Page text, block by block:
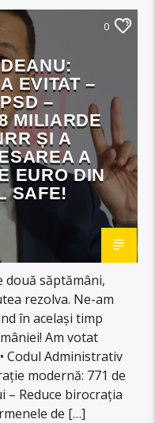
0
EVITAT –
–
MILIARDE
ȘI A
A
EURO DIN
SAFE!
două săptămâni,
rezolva. Ne-am
în același timp
Am votat
⁠Codul Administrativ
modernă: 771 de
– Reduce birocrația
de […]